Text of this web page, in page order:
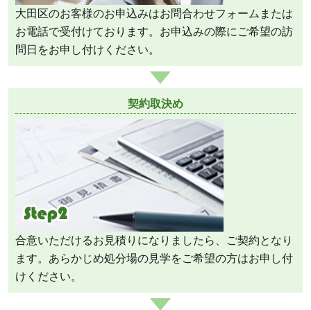
大田区のお客様のお申込みはお問合わせフォームまたは
お電話で受付けております。お申込みの際にご希望の訪
問日をお申し付けください。
契約取決め
合意いただけるお見積りになりましたら、ご契約となり
ます。あらかじめ処分場の見学をご希望の方はお申し付
けください。